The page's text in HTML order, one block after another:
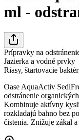
ml -
Prípravky na
Jazierka a vodné prvky
Riasy, štartovacie
Oase AquaActiv
odstránenie
Kombinuje aktívny
rozkladajú bahno bez
čistenia. Znižuje zákal